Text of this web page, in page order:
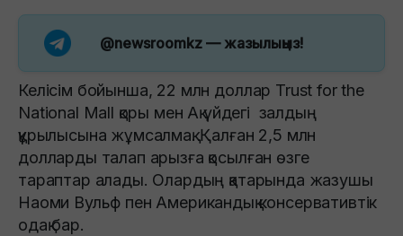
@newsroomkz — жазылыңыз!
Келісім бойынша, 22 млн доллар Trust for the
National Mall қоры мен Ақ үйдегі залдың
құрылысына жұмсалмақ. Қалған 2,5 млн
долларды талап арызға қосылған өзге
тараптар алады. Олардың қатарында жазушы
Наоми Вульф пен Американдық консервативтік
одақ бар.